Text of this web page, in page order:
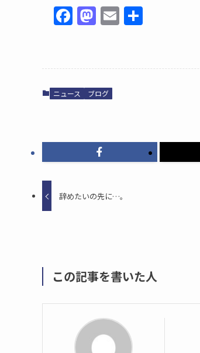
F
e
b
k
M
o
d
E
l
ニュース ブログ
辞めたいの先に…。
この記事を書いた人